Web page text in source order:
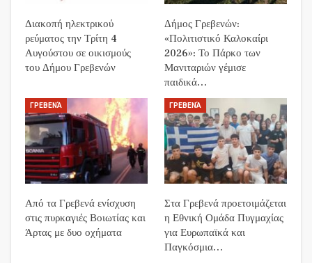
Διακοπή ηλεκτρικού
ρεύματος την Τρίτη 4
Αυγούστου σε οικισμούς
του Δήμου Γρεβενών
Δήμος Γρεβενών:
«Πολιτιστικό Καλοκαίρι
2026»: Το Πάρκο των
Μανιταριών γέμισε
παιδικά…
ΓΡΕΒΕΝΆ
Από τα Γρεβενά ενίσχυση
στις πυρκαγιές Βοιωτίας και
Άρτας με δυο οχήματα
ΓΡΕΒΕΝΆ
Στα Γρεβενά προετοιμάζεται
η Εθνική Ομάδα Πυγμαχίας
για Ευρωπαϊκά και
Παγκόσμια…